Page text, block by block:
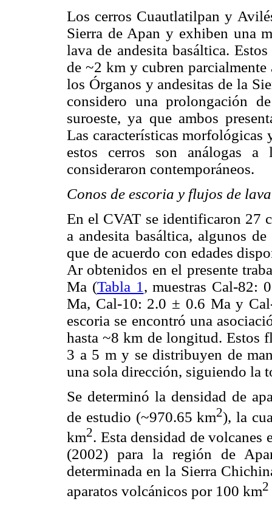
Los cerros Cuautlatilpan y
Sierra de Apan y exhiben una
lava de andesita basáltica.
de ~2 km y cubren parcialmente
los Órganos y andesitas de la
considero una prolongación
suroeste, ya que ambos
Las características morfológicas
estos cerros son análogas
consideraron contemporáneos.
Conos de escoria y flujos de
En el CVAT se identificaron 27
a andesita basáltica, algunos
que de acuerdo con edades
Ar obtenidos en el presente
Ma (Tabla 1 , muestras Cal-82:
Ma, Cal-10: 2.0 ± 0.6 Ma y
escoria se encontró una
hasta ~8 km de longitud. Estos
3 a 5 m y se distribuyen de
una sola dirección, siguiendo la
Se determinó la densidad de
de estudio (~970.65 km2), la
km2. Esta densidad de
(2002) para la región de
determinada en la Sierra
aparatos volcánicos por 100 km2